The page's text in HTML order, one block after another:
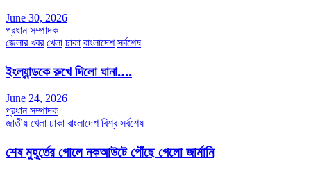
June 30, 2026
প্রধান সম্পাদক
জেলার খবর খেলা ঢাকা বাংলাদেশ সর্বশেষ
ইংল্যান্ডকে রুখে দিলো ঘানা….
June 24, 2026
প্রধান সম্পাদক
জাতীয় খেলা ঢাকা বাংলাদেশ বিশ্ব সর্বশেষ
শেষ মুহূর্তের গোলে নকআউটে পৌঁছে গেলো জার্মানি